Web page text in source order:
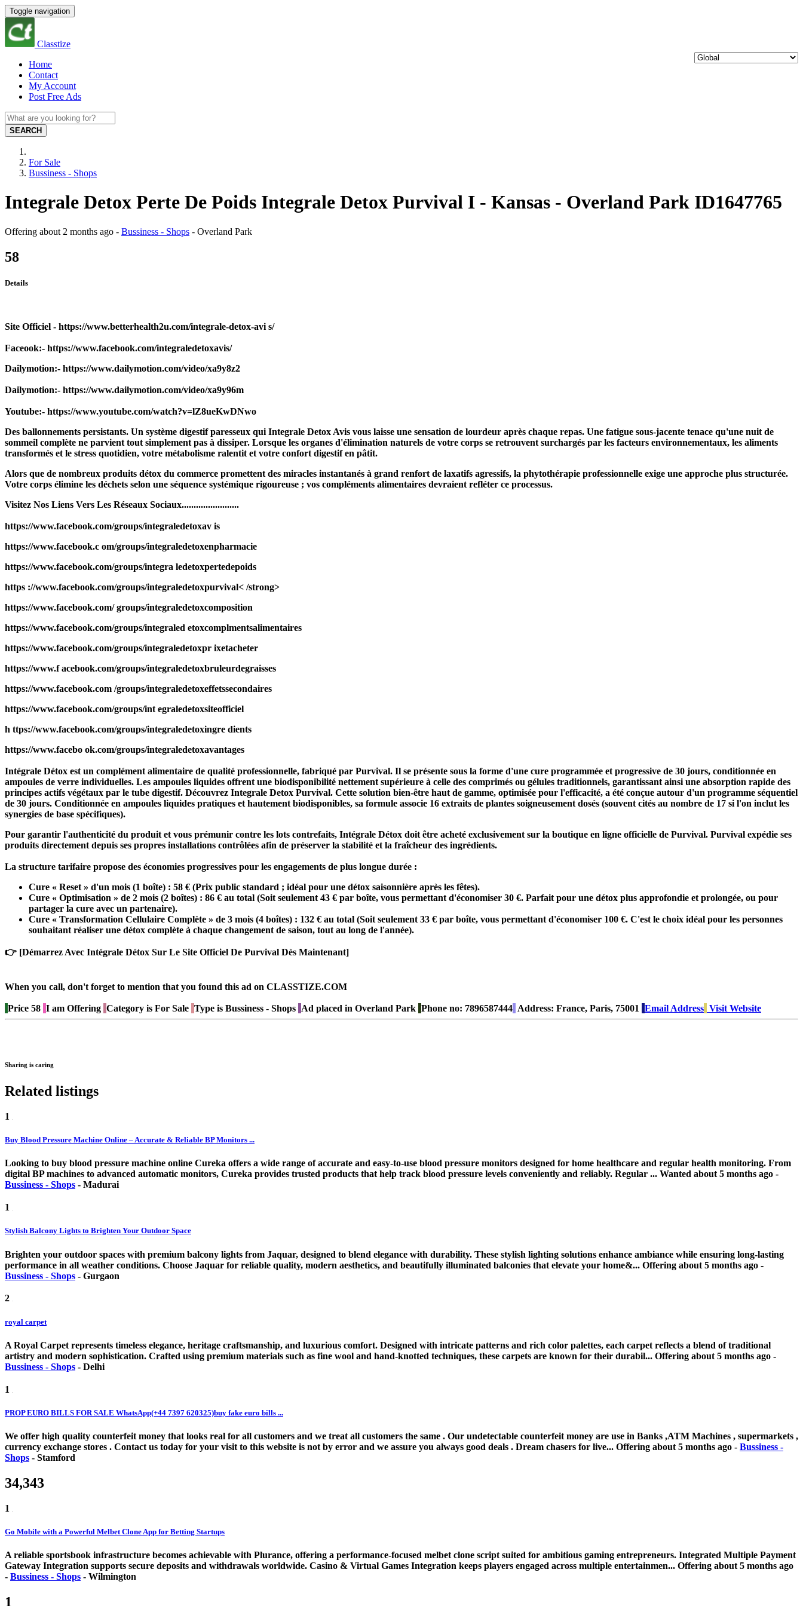
Toggle navigation
Classtize
Home
Contact
My Account
Post Free Ads
SEARCH
For Sale
Bussiness - Shops
Integrale Detox Perte De Poids Integrale Detox Purvival I - Kansas - Overland Park ID1647765
Offering about 2 months ago - Bussiness - Shops - Overland Park
58
Details
Site Officiel - https://www.betterhealth2u.com/integrale-detox-avi s/
Faceook:- https://www.facebook.com/integraledetoxavis/
Dailymotion:- https://www.dailymotion.com/video/xa9y8z2
Dailymotion:- https://www.dailymotion.com/video/xa9y96m
Youtube:- https://www.youtube.com/watch?v=lZ8ueKwDNwo
Des ballonnements persistants. Un système digestif paresseux qui Integrale Detox Avis vous laisse une sensation de lourdeur après chaque repas. Une fatigue sous-jacente tenace qu'une nuit de
sommeil complète ne parvient tout simplement pas à dissiper. Lorsque les organes d'élimination naturels de votre corps se retrouvent surchargés par les facteurs environnementaux, les aliments
transformés et le stress quotidien, votre métabolisme ralentit et votre confort digestif en pâtit.
Alors que de nombreux produits détox du commerce promettent des miracles instantanés à grand renfort de laxatifs agressifs, la phytothérapie professionnelle exige une approche plus structurée.
Votre corps élimine les déchets selon une séquence systémique rigoureuse ; vos compléments alimentaires devraient refléter ce processus.
Visitez Nos Liens Vers Les Réseaux Sociaux........................
https://www.facebook.com/groups/integraledetoxav is
https://www.facebook.c om/groups/integraledetoxenpharmacie
https://www.facebook.com/groups/integra ledetoxpertedepoids
https ://www.facebook.com/groups/integraledetoxpurvival< /strong>
https://www.facebook.com/ groups/integraledetoxcomposition
https://www.facebook.com/groups/integraled etoxcomplmentsalimentaires
https://www.facebook.com/groups/integraledetoxpr ixetacheter
https://www.f acebook.com/groups/integraledetoxbruleurdegraisses
https://www.facebook.com /groups/integraledetoxeffetssecondaires
https://www.facebook.com/groups/int egraledetoxsiteofficiel
h ttps://www.facebook.com/groups/integraledetoxingre dients
https://www.facebo ok.com/groups/integraledetoxavantages
Intégrale Détox est un complément alimentaire de qualité professionnelle, fabriqué par Purvival. Il se présente sous la forme d'une cure programmée et progressive de 30 jours, conditionnée en
ampoules de verre individuelles. Les ampoules liquides offrent une biodisponibilité nettement supérieure à celle des comprimés ou gélules traditionnels, garantissant ainsi une absorption rapide des
principes actifs végétaux par le tube digestif. Découvrez Integrale Detox Purvival. Cette solution bien-être haut de gamme, optimisée pour l'efficacité, a été conçue autour d'un programme séquentiel
de 30 jours. Conditionnée en ampoules liquides pratiques et hautement biodisponibles, sa formule associe 16 extraits de plantes soigneusement dosés (souvent cités au nombre de 17 si l'on inclut les
synergies de base spécifiques).
Pour garantir l'authenticité du produit et vous prémunir contre les lots contrefaits, Intégrale Détox doit être acheté exclusivement sur la boutique en ligne officielle de Purvival. Purvival expédie ses
produits directement depuis ses propres installations contrôlées afin de préserver la stabilité et la fraîcheur des ingrédients.
La structure tarifaire propose des économies progressives pour les engagements de plus longue durée :
Cure « Reset » d'un mois (1 boîte) : 58 € (Prix public standard ; idéal pour une détox saisonnière après les fêtes).
Cure « Optimisation » de 2 mois (2 boîtes) : 86 € au total (Soit seulement 43 € par boîte, vous permettant d'économiser 30 €. Parfait pour une détox plus approfondie et prolongée, ou pour
partager la cure avec un partenaire).
Cure « Transformation Cellulaire Complète » de 3 mois (4 boîtes) : 132 € au total (Soit seulement 33 € par boîte, vous permettant d'économiser 100 €. C'est le choix idéal pour les personnes
souhaitant réaliser une détox complète à chaque changement de saison, tout au long de l'année).
👉 [Démarrez Avec Intégrale Détox Sur Le Site Officiel De Purvival Dès Maintenant]
When you call, don't forget to mention that you found this ad on CLASSTIZE.COM
Price 58 I am Offering Category is For Sale Type is Bussiness - Shops Ad placed in Overland Park Phone no: 7896587444 Address: France, Paris, 75001 Email Address Visit Website
Sharing is caring
Related listings
1
Buy Blood Pressure Machine Online – Accurate & Reliable BP Monitors ...
Looking to buy blood pressure machine online Cureka offers a wide range of accurate and easy-to-use blood pressure monitors designed for home healthcare and regular health monitoring. From
digital BP machines to advanced automatic monitors, Cureka provides trusted products that help track blood pressure levels conveniently and reliably. Regular ... Wanted about 5 months ago -
Bussiness - Shops - Madurai
1
Stylish Balcony Lights to Brighten Your Outdoor Space
Brighten your outdoor spaces with premium balcony lights from Jaquar, designed to blend elegance with durability. These stylish lighting solutions enhance ambiance while ensuring long-lasting
performance in all weather conditions. Choose Jaquar for reliable quality, modern aesthetics, and beautifully illuminated balconies that elevate your home&... Offering about 5 months ago -
Bussiness - Shops - Gurgaon
2
royal carpet
A Royal Carpet represents timeless elegance, heritage craftsmanship, and luxurious comfort. Designed with intricate patterns and rich color palettes, each carpet reflects a blend of traditional
artistry and modern sophistication. Crafted using premium materials such as fine wool and hand-knotted techniques, these carpets are known for their durabil... Offering about 5 months ago -
Bussiness - Shops - Delhi
1
PROP EURO BILLS FOR SALE WhatsApp(+44 7397 620325)buy fake euro bills ...
We offer high quality counterfeit money that looks real for all customers and we treat all customers the same . Our undetectable counterfeit money are use in Banks ,ATM Machines , supermarkets ,
currency exchange stores . Contact us today for your visit to this website is not by error and we assure you always good deals . Dream chasers for live... Offering about 5 months ago - Bussiness -
Shops - Stamford
34,343
1
Go Mobile with a Powerful Melbet Clone App for Betting Startups
A reliable sportsbook infrastructure becomes achievable with Plurance, offering a performance-focused melbet clone script suited for ambitious gaming entrepreneurs. Integrated Multiple Payment
Gateway Integration supports secure deposits and withdrawals worldwide. Casino & Virtual Games Integration keeps players engaged across multiple entertainmen... Offering about 5 months ago
- Bussiness - Shops - Wilmington
1